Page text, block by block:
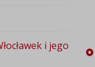
i jego